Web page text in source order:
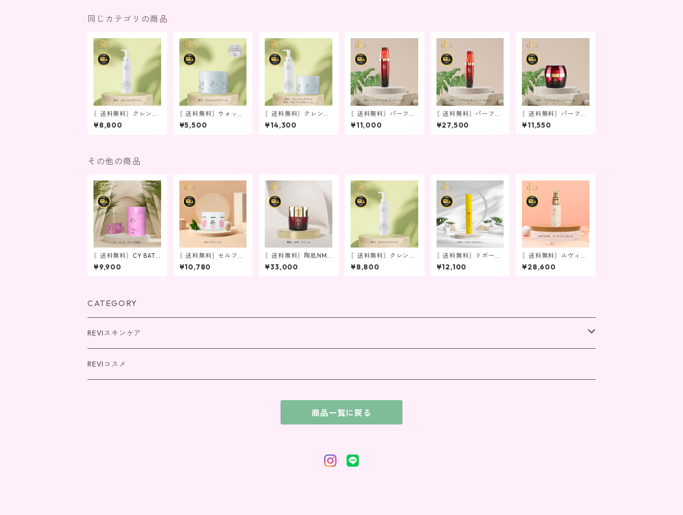
同じカテゴリの商品
〖送料無料〗クレンジ
ングジェル
¥8,800
〖送料無料〗ウォッシ
ングクリーム
¥5,500
〖送料無料〗クレンジ
ング＆洗顔セット
¥14,300
〖送料無料〗パーフェ
クトモイストローショ
ン
¥11,000
〖送料無料〗パーフェ
クトモイストエッセン
ス
¥27,500
〖送料無料〗パーフェ
クトモイストクリーム
¥11,550
その他の商品
〖送料無料〗CY BATH
ローズの香り
¥9,900
〖送料無料〗セルフゴ
マージュ
¥10,780
〖送料無料〗陶肌NMN
クリーム
¥33,000
〖送料無料〗クレンジ
ングジェル
¥8,800
〖送料無料〗リボーン
ラッシュ(まつ毛美容
液)
¥12,100
〖送料無料〗ルヴィソ
ーム モイストエッセ
ンス
¥28,600
CATEGORY
REVIスキンケア
パーフェクトシリーズ
REVIコスメ
商品一覧に戻る